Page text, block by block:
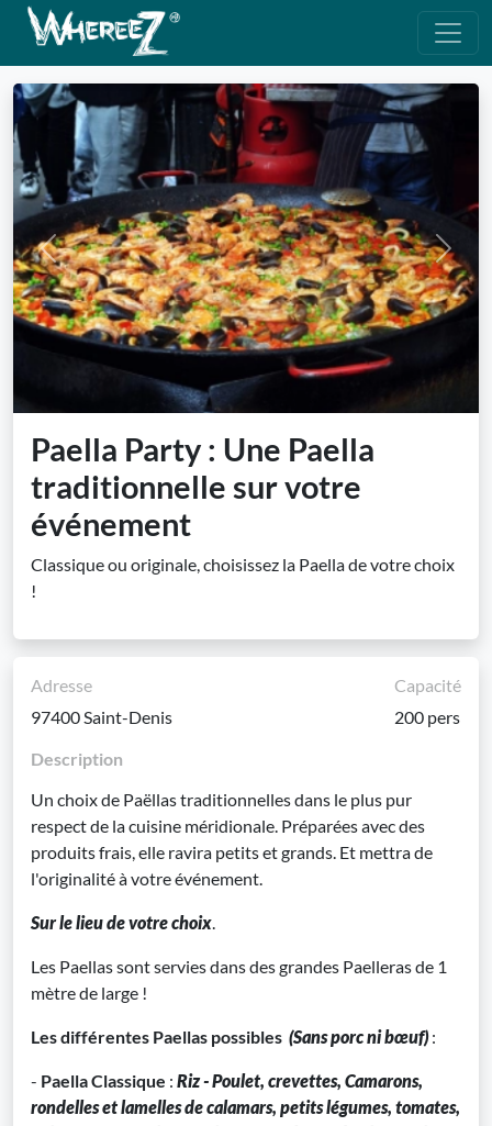
Previous Next
Paella Party : Une Paella
traditionnelle sur votre
événement
Classique ou originale, choisissez la Paella de votre choix
!
Adresse
97400 Saint-Denis
Capacité
200 pers
Description
Un choix de Paëllas traditionnelles dans le plus pur
respect de la cuisine méridionale. Préparées avec des
produits frais, elle ravira petits et grands. Et mettra de
l'originalité à votre événement.
Sur le lieu de votre choix.
Les Paellas sont servies dans des grandes Paelleras de 1
mètre de large !
Les différentes Paellas possibles (Sans porc ni bœuf):
- Paella Classique : Riz - Poulet, crevettes, Camarons,
rondelles et lamelles de calamars, petits légumes, tomates,